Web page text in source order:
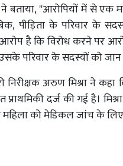
बताया, ''आरोपियों में से एक
पीड़िता के परिवार के
है कि विरोध करने पर
परिवार के सदस्यों को जान
निरीक्षक अरुण मिश्रा ने
दर्ज की गई है।
को मेडिकल जांच के